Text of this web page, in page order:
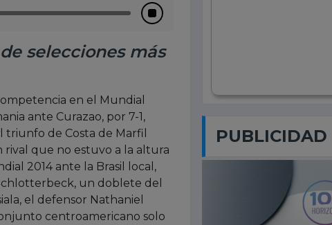
selecciones más
en el Mundial
ante Curazao, por 7-1,
triunfo de Costa de Marfil
que no estuvo a la altura
2014 ante la Brasil local,
un doblete del
el defensor Nathaniel
centroamericano solo
PUBLICIDAD